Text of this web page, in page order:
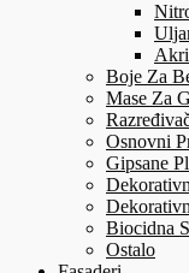
Boje Za
Mase Za
Osnovni
Gipsane
Biocidna
Ostalo